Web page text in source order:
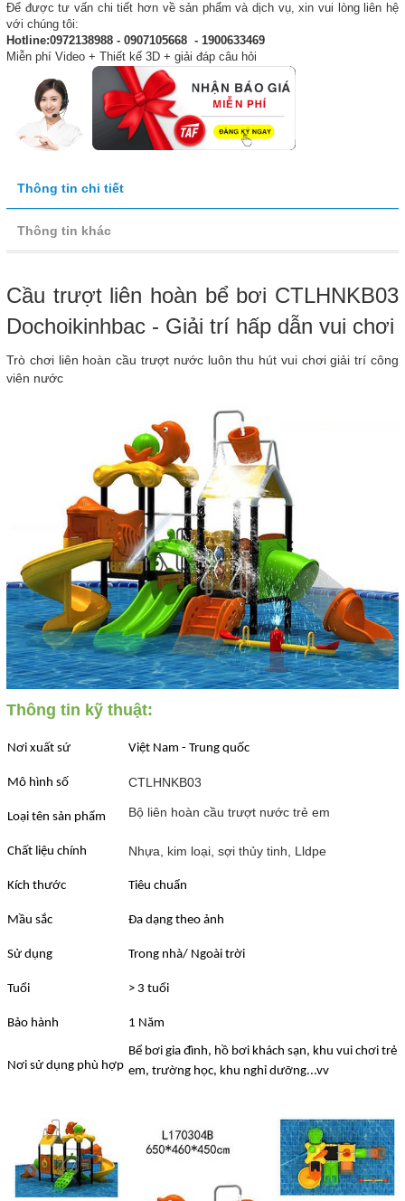
Để được tư vấn chi tiết hơn về sản phẩm và dịch vụ, xin vui lòng liên hệ
với chúng tôi:
Hotline:0972138988 - 0907105668 - 1900633469
Miễn phí Video + Thiết kế 3D + giải đáp câu hỏi
Thông tin chi tiết
Thông tin khác
Cầu trượt liên hoàn bể bơi CTLHNKB03
Dochoikinhbac - Giải trí hấp dẫn vui chơi
Trò chơi liên hoàn cầu trượt nước luôn thu hút vui chơi giải trí công
viên nước
Thông tin kỹ thuật:
Nơi xuất sứ Việt Nam - Trung quốc
Mô hình số CTLHNKB03
Loại tên sản phẩm Bộ liên hoàn cầu trượt nước trẻ em
Chất liệu chính Nhựa, kim loại, sợi thủy tinh, Lldpe
Kích thước Tiêu chuẩn
Mầu sắc Đa dạng theo ảnh
Sử dụng Trong nhà/ Ngoài trời
Tuổi > 3 tuổi
Bảo hành 1 Năm
Nơi sử dụng phù hợp
Bể bơi gia đình, hồ bơi khách sạn, khu vui chơi trẻ
em, trường học, khu nghỉ dưỡng...vv